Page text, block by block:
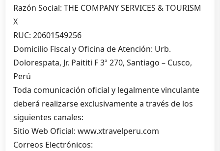
Razón Social: THE COMPANY SERVICES & TOURISM
X
RUC: 20601549256
Domicilio Fiscal y Oficina de Atención: Urb.
Dolorespata, Jr. Paititi F 3ª 270, Santiago – Cusco,
Perú
Toda comunicación oficial y legalmente vinculante
deberá realizarse exclusivamente a través de los
siguientes canales:
Sitio Web Oficial: www.xtravelperu.com
Correos Electrónicos: